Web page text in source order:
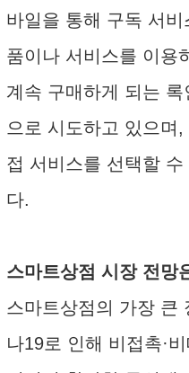
바일을 통해 구독 서
품이나 서비스를 이용
계속 구매하게 되는
으로 시도하고 있으며
접 서비스를 선택할
다.
스마트상점 시장 전망
스마트상점의 가장 큰
나19로 인해 비접촉·